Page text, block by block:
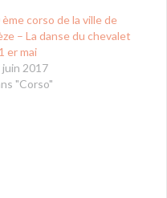
ème corso de la ville de
– La danse du chevalet
er mai
juin 2017
"Corso"